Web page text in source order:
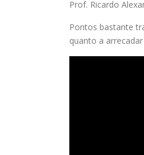
Prof. Ricardo
Pontos bastante
quanto a